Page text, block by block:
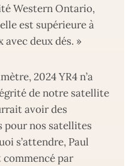
Western Ontario,
est supérieure à
avec deux dés. »
2024 YR4 n’a
de notre satellite
avoir des
pour nos satellites
s’attendre, Paul
par